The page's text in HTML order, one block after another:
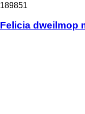
189851
Felicia dweilmop